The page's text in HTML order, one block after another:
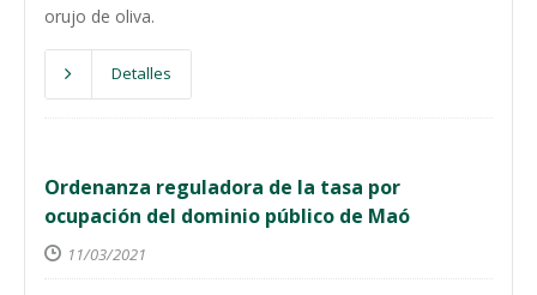
orujo de oliva.
Detalles
Ordenanza reguladora de la tasa por
ocupación del dominio público de Maó
11/03/2021